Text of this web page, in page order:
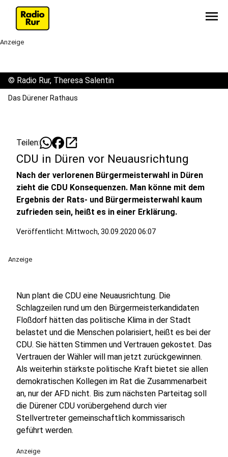
menu
Anzeige
© Radio Rur, Theresa Salentin
Das Dürener Rathaus
Teilen: open_in_new
CDU in Düren vor Neuausrichtung
Nach der verlorenen Bürgermeisterwahl in Düren
zieht die CDU Konsequenzen. Man könne mit dem
Ergebnis der Rats- und Bürgermeisterwahl kaum
zufrieden sein, heißt es in einer Erklärung.
Veröffentlicht: Mittwoch, 30.09.2020 06:07
Anzeige
Nun plant die CDU eine Neuausrichtung. Die
Schlagzeilen rund um den Bürgermeisterkandidaten
Floßdorf hätten das politische Klima in der Stadt
belastet und die Menschen polarisiert, heißt es bei der
CDU. Sie hätten Stimmen und Vertrauen gekostet. Das
Vertrauen der Wähler will man jetzt zurückgewinnen.
Als weiterhin stärkste politische Kraft bietet sie allen
demokratischen Kollegen im Rat die Zusammenarbeit
an, nur der AFD nicht. Bis zum nächsten Parteitag soll
die Dürener CDU vorübergehend durch vier
Stellvertreter gemeinschaftlich kommissarisch
geführt werden.
Anzeige